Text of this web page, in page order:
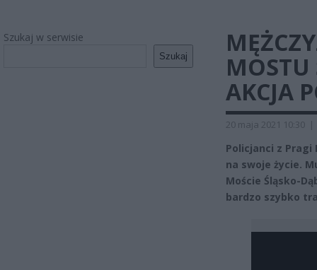
Szukaj w serwisie
Szukaj
MOSTU
AKCJA
20 maja 2021 10:30 |
Policjanci z Pragi
na swoje życie.
Moście Śląsko-
bardzo szybko